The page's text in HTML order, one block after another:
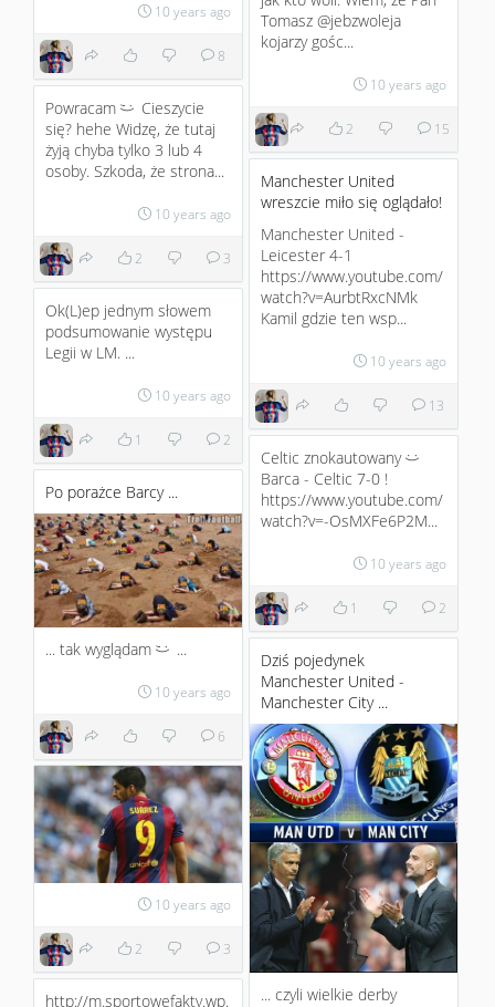
10 years ago
8
Tomasz @jebzwoleja
kojarzy gośc...
10 years ago
2 15
Powracam ;)
Cieszycie
się? hehe Widzę, że tutaj
żyją chyba tylko 3 lub 4
osoby. Szkoda, że strona...
10 years ago
2 3
Manchester United
wreszcie miło się oglądało!
Manchester United -
Leicester 4-1
https://www.youtube.com/
watch?v=AurbtRxcNMk
Kamil gdzie ten wsp...
10 years ago
13
Ok(L)ep jednym słowem
podsumowanie występu
Legii w LM. ...
10 years ago
1 2
Celtic znokautowany :)
Barca - Celtic 7-0 !
https://www.youtube.com/
watch?v=-OsMXFe6P2M...
10 years ago
1 2
Po porażce Barcy ...
... tak wyglądam ;) ...
10 years ago
6
Dziś pojedynek
Manchester United -
Manchester City ...
... czyli wielkie derby
10 years ago
2 3
http://m.sportowefakty.wp.